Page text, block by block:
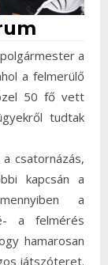
a
a felmerülő
50 fő vett
tudtak
csatornázás,
kapcsán a
a
a felmérés
hamarosan
játszóteret.